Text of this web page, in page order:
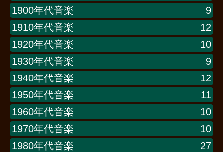
1900年代音楽
9
1910年代音楽
12
1920年代音楽
10
1930年代音楽
9
1940年代音楽
12
1950年代音楽
11
1960年代音楽
10
1970年代音楽
10
1980年代音楽
27